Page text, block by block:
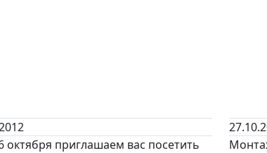
октября приглашаем вас посетить